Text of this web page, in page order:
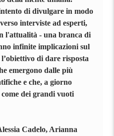
di divulgare in modo
interviste ad esperti,
l'attualità - una branca di
infinite implicazioni sul
di dare risposta
emergono dalle più
e che, a giorno
dei grandi vuoti
Cadelo, Arianna